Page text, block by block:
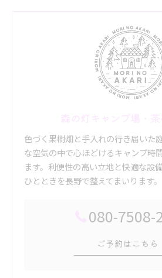
色づく果樹畑と手入れの行き届いた
な空気の中で心ほどけるキャンプ時
ます。利便性の高い立地と快適な設
ひとときを長野で整えてまいります。
080-7508-
ご予約はこちら